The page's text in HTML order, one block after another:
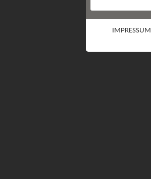
IMPRESSUM